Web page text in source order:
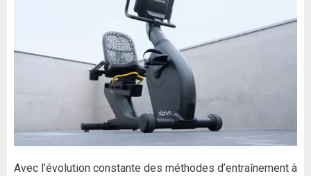
Avec l’évolution constante des méthodes d’entraînement à